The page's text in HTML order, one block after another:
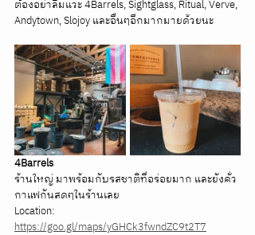
ต้องอย่าลืมแวะ 4Barrels, Sightglass, Ritual, Verve,
Andytown, Slojoy และอื่นๆอีกมากมายด้วยนะ
4Barrels
ร้านใหญ่ มาพร้อมกับรสชาติที่อร่อยมาก และยังคั่ว
กาแฟกันสดๆในร้านเลย
Location:
https://goo.gl/maps/yGHCk3fwndZC9t2T7